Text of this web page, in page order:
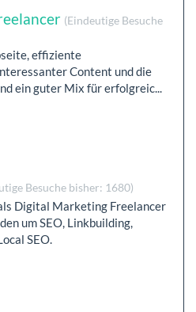
(Eindeutige Besuche
effiziente
Content und die
ein guter Mix für erfolgreic...
Besuche bisher: 1680)
Digital Marketing Freelancer
um SEO, Linkbuilding,
SEO.